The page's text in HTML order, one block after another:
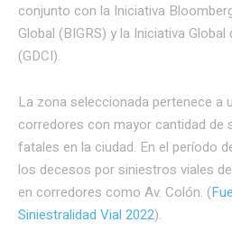
conjunto con la Iniciativa
Global (BIGRS) y la Iniciativa
(GDCI).
La zona seleccionada pertenece a
corredores con mayor cantidad de
fatales en la ciudad. En el período
los decesos por siniestros viales
en corredores como Av. Colón. (
Siniestralidad Vial 2022).